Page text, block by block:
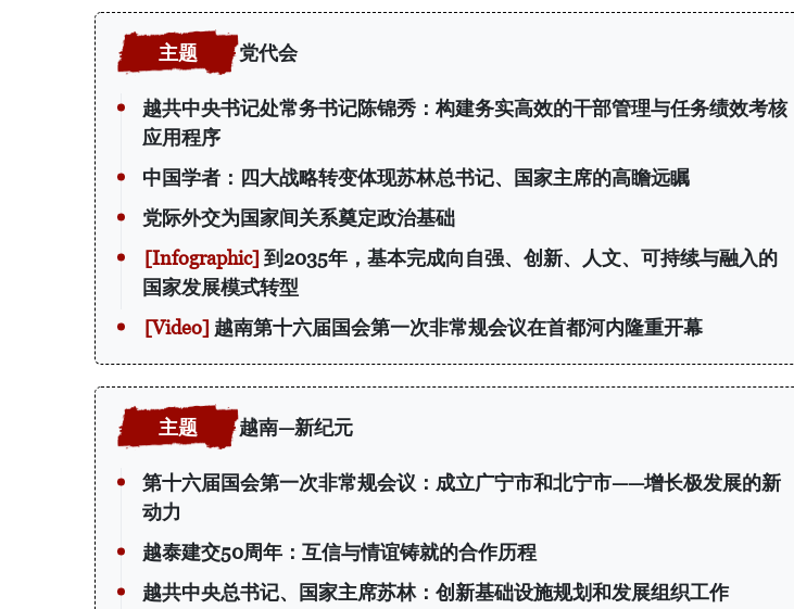
党代会
越共中央书记处常务书记陈锦秀：构建务实高效的干部管理与任务绩效考核
应用程序
中国学者：四大战略转变体现苏林总书记、国家主席的高瞻远瞩
党际外交为国家间关系奠定政治基础
到2035年，基本完成向自强、创新、人文、可持续与融入的
国家发展模式转型
越南第十六届国会第一次非常规会议在首都河内隆重开幕
越南—新纪元
第十六届国会第一次非常规会议：成立广宁市和北宁市——增长极发展的新
动力
越泰建交50周年：互信与情谊铸就的合作历程
越共中央总书记、国家主席苏林：创新基础设施规划和发展组织工作